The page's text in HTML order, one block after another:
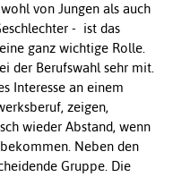
von Jungen als auch
- ist das
ganz wichtige Rolle.
der Berufswahl sehr mit.
Interesse an einem
zeigen,
wieder Abstand, wenn
Neben den
Gruppe. Die